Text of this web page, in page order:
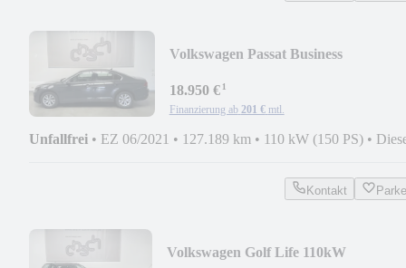
Volkswagen Passat Business
18.950 €¹
Finanzierung ab 201 € mtl.
Unfallfrei • EZ 06/2021 • 127.189 km • 110 kW (150 PS) •
Kontakt
Volkswagen Golf Life 110kW